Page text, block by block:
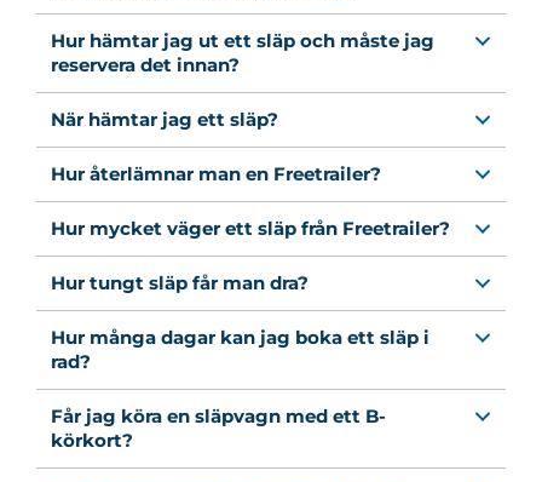
Hur hämtar jag ut ett släp och måste jag
reservera det innan?
När hämtar jag ett släp?
Hur återlämnar man en Freetrailer?
Hur mycket väger ett släp från Freetrailer?
Hur tungt släp får man dra?
Hur många dagar kan jag boka ett släp i
rad?
Får jag köra en släpvagn med ett B-
körkort?